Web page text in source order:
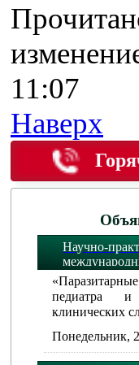
11:07
Наверх
Научно-
огни»:
педиатра и
клинических
Понедельник,